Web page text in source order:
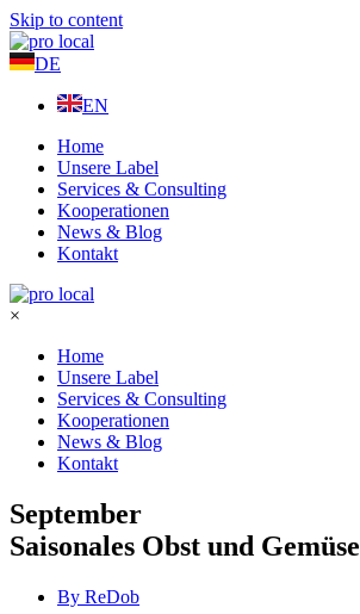
Skip to content
DE
EN
Home
Unsere Label
Services & Consulting
Kooperationen
News & Blog
Kontakt
×
Home
Unsere Label
Services & Consulting
Kooperationen
News & Blog
Kontakt
September
Saisonales Obst und Gemüse
By ReDob